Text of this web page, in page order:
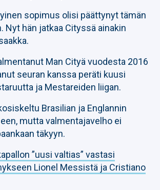
sopimus olisi päättynyt tämän
Nyt hän jatkaa Cityssä ainakin
Man Cityä vuodesta 2016
seuran kanssa peräti kuusi
ja Mestareiden liigan.
Brasilian ja Englannin
mutta valmentajavelho ei
täkyyn.
”uusi valtias” vastasi
Lionel Messistä ja Cristiano